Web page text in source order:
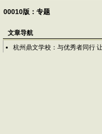
00010版：专题
文章导航
杭州鼎文学校：与优秀者同行